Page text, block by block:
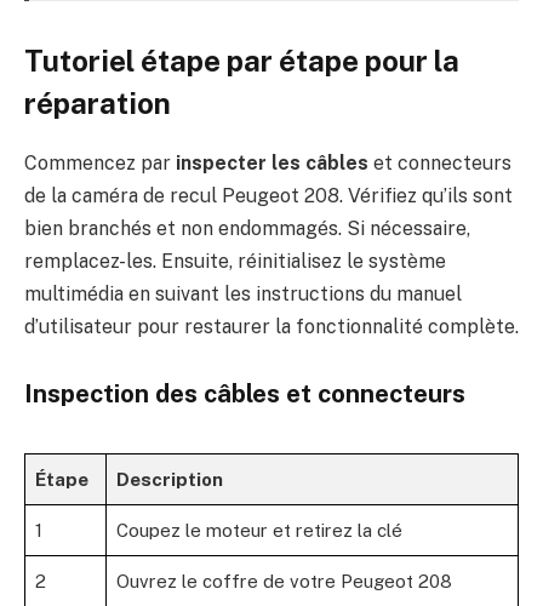
Tutoriel étape par étape pour la
réparation
Commencez par inspecter les câbles et connecteurs
de la caméra de recul Peugeot 208. Vérifiez qu’ils sont
bien branchés et non endommagés. Si nécessaire,
remplacez-les. Ensuite, réinitialisez le système
multimédia en suivant les instructions du manuel
d’utilisateur pour restaurer la fonctionnalité complète.
Inspection des câbles et connecteurs
Étape Description
1 Coupez le moteur et retirez la clé
2 Ouvrez le coffre de votre Peugeot 208